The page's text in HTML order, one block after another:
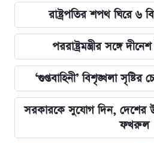
রাষ্ট্রপতির শপথ ঘিরে ৬
পররাষ্ট্রমন্ত্রীর সঙ্গে
‘গুপ্তবাহিনী’ বিশৃঙ্খলা সৃষ্টির
সরকারকে সুযোগ দিন, দেশের
ফখরুল